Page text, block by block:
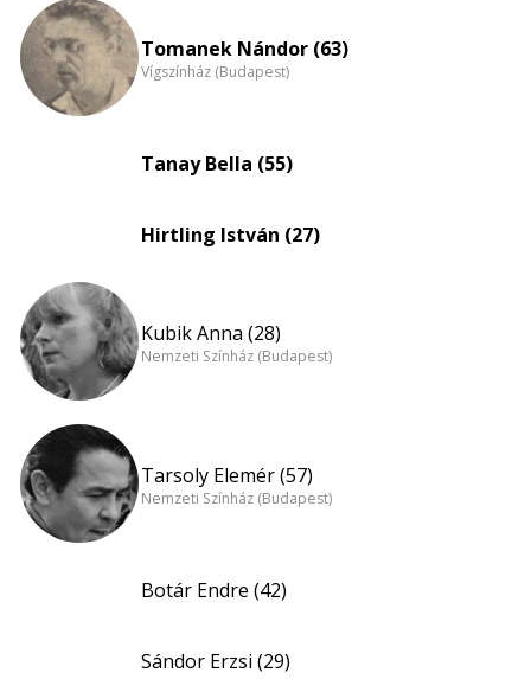
nagyítása
Tomanek Nándor (63)
Vígszínház (Budapest)
Tanay Bella (55)
Hirtling István (27)
Kubik Anna (28)
Nemzeti Színház (Budapest)
Tarsoly Elemér (57)
Nemzeti Színház (Budapest)
Botár Endre (42)
Sándor Erzsi (29)